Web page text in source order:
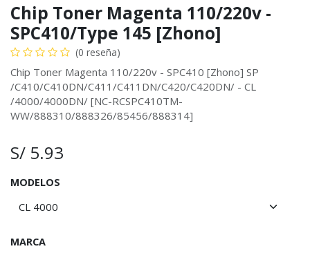
Chip Toner Magenta 110/220v -
SPC410/Type 145 [Zhono]
(0 reseña)
Chip Toner Magenta 110/220v - SPC410 [Zhono] SP
/C410/C410DN/C411/C411DN/C420/C420DN/ - CL
/4000/4000DN/ [NC-RCSPC410TM-
WW/888310/888326/85456/888314]
S/ 5.93
MODELOS
MARCA